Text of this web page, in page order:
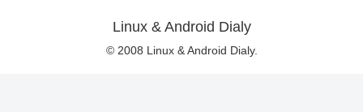
Linux & Android Dialy
© 2008 Linux & Android Dialy.